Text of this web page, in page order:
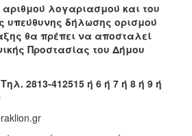
λογαριασμού και του
υπεύθυνης δήλωσης ορισμού
θα πρέπει να αποσταλεί
Προστασίας του Δήμου
2813-412515 ή 6 ή 7 ή 8 ή 9 ή